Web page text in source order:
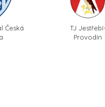
Česká
TJ
Provodín